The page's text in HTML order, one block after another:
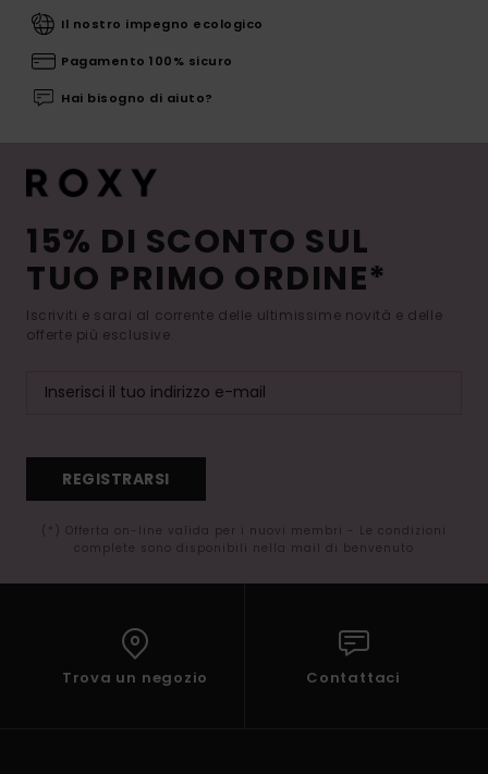
Il nostro impegno ecologico
Pagamento 100% sicuro
Hai bisogno di aiuto?
15% DI SCONTO SUL
TUO PRIMO ORDINE*
Iscriviti e sarai al corrente delle ultimissime novità e delle
offerte più esclusive.
REGISTRARSI
(*) Offerta on-line valida per i nuovi membri - Le condizioni
complete sono disponibili nella mail di benvenuto
Trova un negozio Contattaci